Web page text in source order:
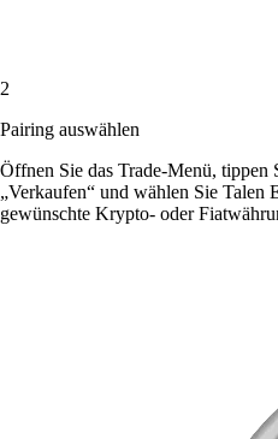
2
Pairing auswählen
Öffnen Sie das Trade-Menü, tippen
„Verkaufen“ und wählen Sie Talen
gewünschte Krypto- oder